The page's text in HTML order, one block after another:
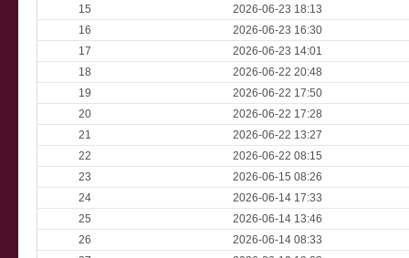
15
2026-06-23 18:13
16
2026-06-23 16:30
17
2026-06-23 14:01
18
2026-06-22 20:48
19
2026-06-22 17:50
20
2026-06-22 17:28
21
2026-06-22 13:27
22
2026-06-22 08:15
23
2026-06-15 08:26
24
2026-06-14 17:33
25
2026-06-14 13:46
26
2026-06-14 08:33